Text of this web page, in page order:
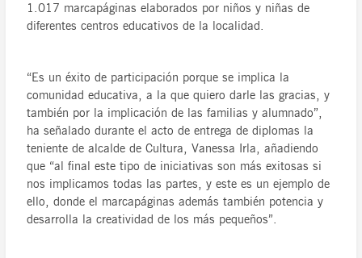
1.017 marcapáginas elaborados por niños y niñas de
diferentes centros educativos de la localidad.
“Es un éxito de participación porque se implica la
comunidad educativa, a la que quiero darle las gracias, y
también por la implicación de las familias y alumnado”,
ha señalado durante el acto de entrega de diplomas la
teniente de alcalde de Cultura, Vanessa Irla, añadiendo
que “al final este tipo de iniciativas son más exitosas si
nos implicamos todas las partes, y este es un ejemplo de
ello, donde el marcapáginas además también potencia y
desarrolla la creatividad de los más pequeños”.